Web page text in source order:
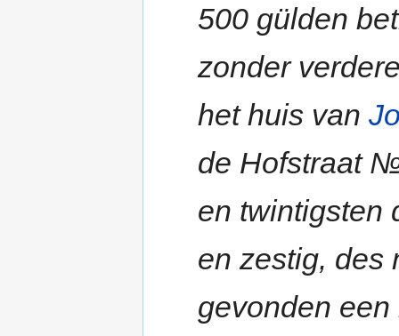
500 gülden
zonder
het huis van
de Hofstraat
en twintigsten
en zestig, des
gevonden